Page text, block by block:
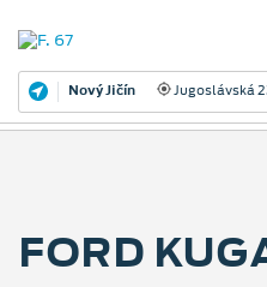
Nový Jičín Jugoslávská
FORD